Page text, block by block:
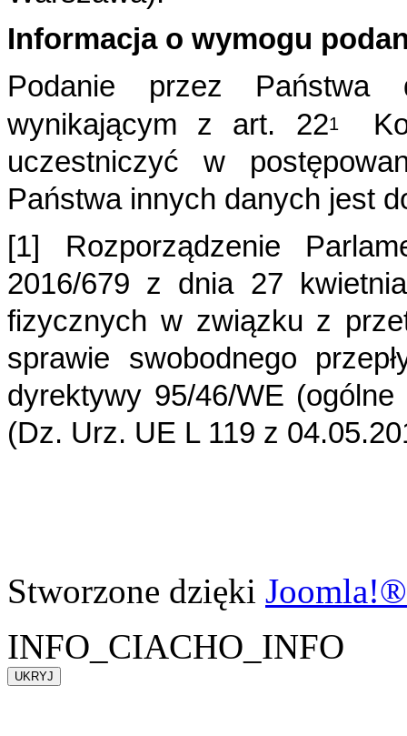
Informacja o wymogu
Podanie przez Państwa
wynikającym z art. 221
uczestniczyć w
Państwa innych danych jest
[1] Rozporządzenie
2016/679 z dnia 27
fizycznych w związku z
sprawie swobodnego
dyrektywy 95/46/WE (ogólne
(Dz. Urz. UE L 119 z
Stworzone dzięki Joomla!®
INFO_CIACHO_INFO